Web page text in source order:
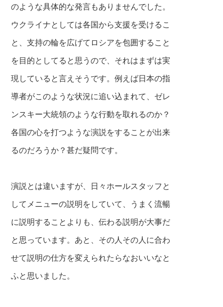
のような具体的な発言もありませんでした。
ウクライナとしては各国から支援を受けるこ
と、支持の輪を広げてロシアを包囲すること
を目的としてると思うので、それはまずは実
現していると言えそうです。例えば日本の指
導者がこのような状況に追い込まれて、ゼレ
ンスキー大統領のような行動を取れるのか？
各国の心を打つような演説をすることが出来
るのだろうか？甚だ疑問です。
演説とは違いますが、日々ホールスタッフと
してメニューの説明をしていて、うまく流暢
に説明することよりも、伝わる説明が大事だ
と思っています。あと、その人その人に合わ
せて説明の仕方を変えられたらなおいいなと
ふと思いました。